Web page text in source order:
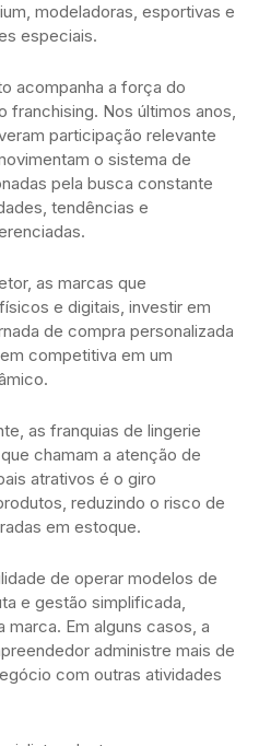
modeladoras, esportivas e
especiais.
acompanha a força do
franchising. Nos últimos anos,
participação relevante
o sistema de
pela busca constante
tendências e
as marcas que
e digitais, investir em
de compra personalizada
competitiva em um
as franquias de lingerie
chamam a atenção de
atrativos é o giro
reduzindo o risco de
em estoque.
de operar modelos de
e gestão simplificada,
Em alguns casos, a
administre mais de
com outras atividades